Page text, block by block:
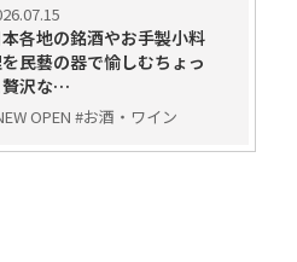
本各地の銘酒やお手製小料
民藝の器で愉しむちょっ
贅沢な…
OPEN #お酒・ワイン